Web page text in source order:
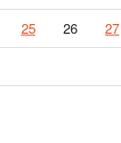
25 26 27